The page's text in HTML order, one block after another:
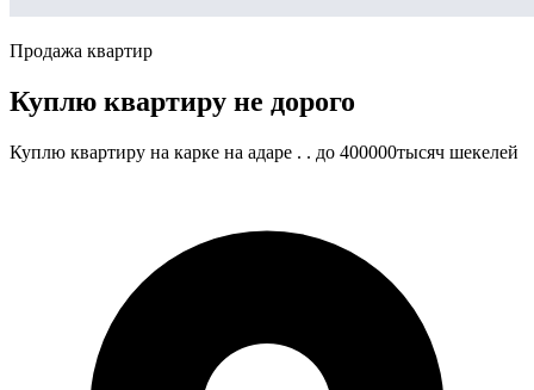
Продажа квартир
Куплю квартиру не дорого
Куплю квартиру на карке на адаре . . до 400000тысяч шекелей